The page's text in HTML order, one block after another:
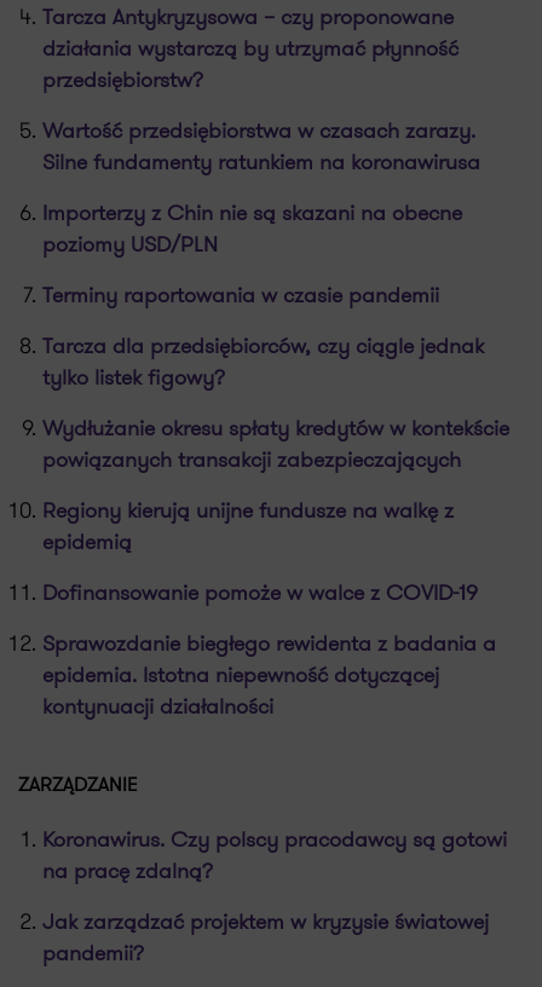
Tarcza Antykryzysowa – czy proponowane
działania wystarczą by utrzymać płynność
przedsiębiorstw?
Wartość przedsiębiorstwa w czasach zarazy.
Silne fundamenty ratunkiem na koronawirusa
Importerzy z Chin nie są skazani na obecne
poziomy USD/PLN
Terminy raportowania w czasie pandemii
Tarcza dla przedsiębiorców, czy ciągle jednak
tylko listek figowy?
Wydłużanie okresu spłaty kredytów w kontekście
powiązanych transakcji zabezpieczających
Regiony kierują unijne fundusze na walkę z
epidemią
Dofinansowanie pomoże w walce z COVID-19
Sprawozdanie biegłego rewidenta z badania a
epidemia. Istotna niepewność dotyczącej
kontynuacji działalności
ZARZĄDZANIE
Koronawirus. Czy polscy pracodawcy są gotowi
na pracę zdalną?
Jak zarządzać projektem w kryzysie światowej
pandemii?